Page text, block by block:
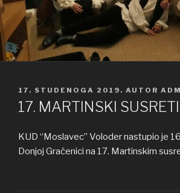
OBJAVLJENO
17. STUDENOGA 2019. AUTOR
17. MARTINSKI SUSRETI
KUD “Moslavec” Voloder nastupio je
Donjoj Gračenici na 17. Martinskim